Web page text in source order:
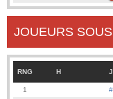
JOUEURS
RNG H
1